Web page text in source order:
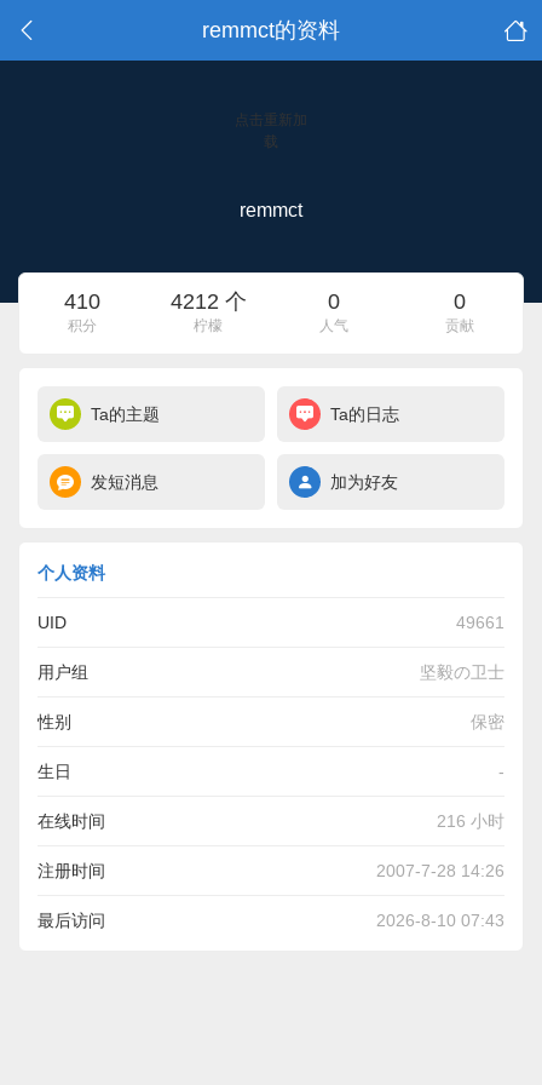
remmct的资料
点击重新加
载
remmct
410
积分
4212 个
柠檬
0
人气
0
贡献
Ta的主题 Ta的日志
发短消息 加为好友
个人资料
UID 49661
用户组 坚毅の卫士
性别 保密
生日 -
在线时间 216 小时
注册时间 2007-7-28 14:26
最后访问 2026-8-10 07:43